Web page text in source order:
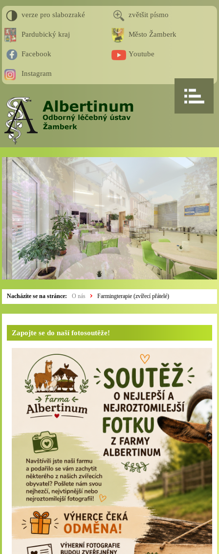
verze pro slabozraké zvětšit písmo
Pardubický kraj Město Žamberk
Facebook Youtube
Instagram
Nacházíte se na stránce: O nás Farmingterapie (zvířecí přátelé)
Zapojte se do naší fotosoutěže!